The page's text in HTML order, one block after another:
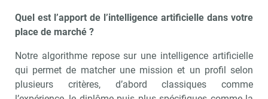
Quel est l’apport de l’intelligence artificielle dans votre
place de marché ?
Notre algorithme repose sur une intelligence artificielle
qui permet de matcher une mission et un profil selon
plusieurs critères, d’abord classiques comme